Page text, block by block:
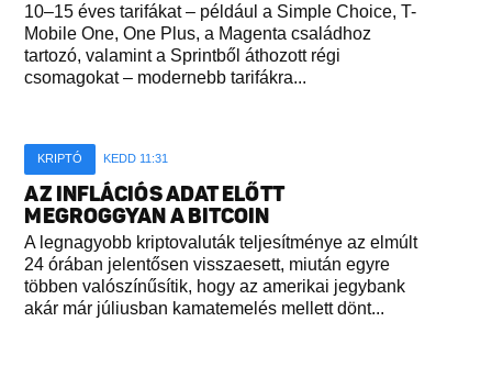
10–15 éves tarifákat – például a Simple Choice, T-
Mobile One, One Plus, a Magenta családhoz
tartozó, valamint a Sprintből áthozott régi
csomagokat – modernebb tarifákra...
KRIPTÓ KEDD 11:31
AZ INFLÁCIÓS ADAT ELŐTT
MEGROGGYAN A BITCOIN
A legnagyobb kriptovaluták teljesítménye az elmúlt
24 órában jelentősen visszaesett, miután egyre
többen valószínűsítik, hogy az amerikai jegybank
akár már júliusban kamatemelés mellett dönt...